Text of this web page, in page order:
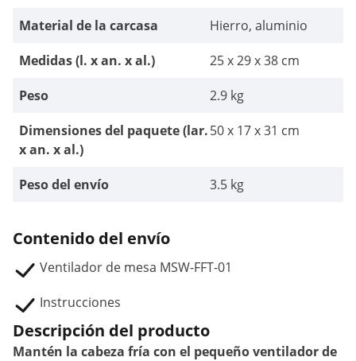
Material de la carcasa
Hierro, aluminio
Medidas (l. x an. x al.)
25 x 29 x 38 cm
Peso
2.9 kg
Dimensiones del paquete (lar.
x an. x al.)
50 x 17 x 31 cm
Peso del envío 3.5 kg
Contenido del envío
Ventilador de mesa MSW-FFT-01
Instrucciones
Descripción del producto
Mantén la cabeza fría con el pequeño ventilador de